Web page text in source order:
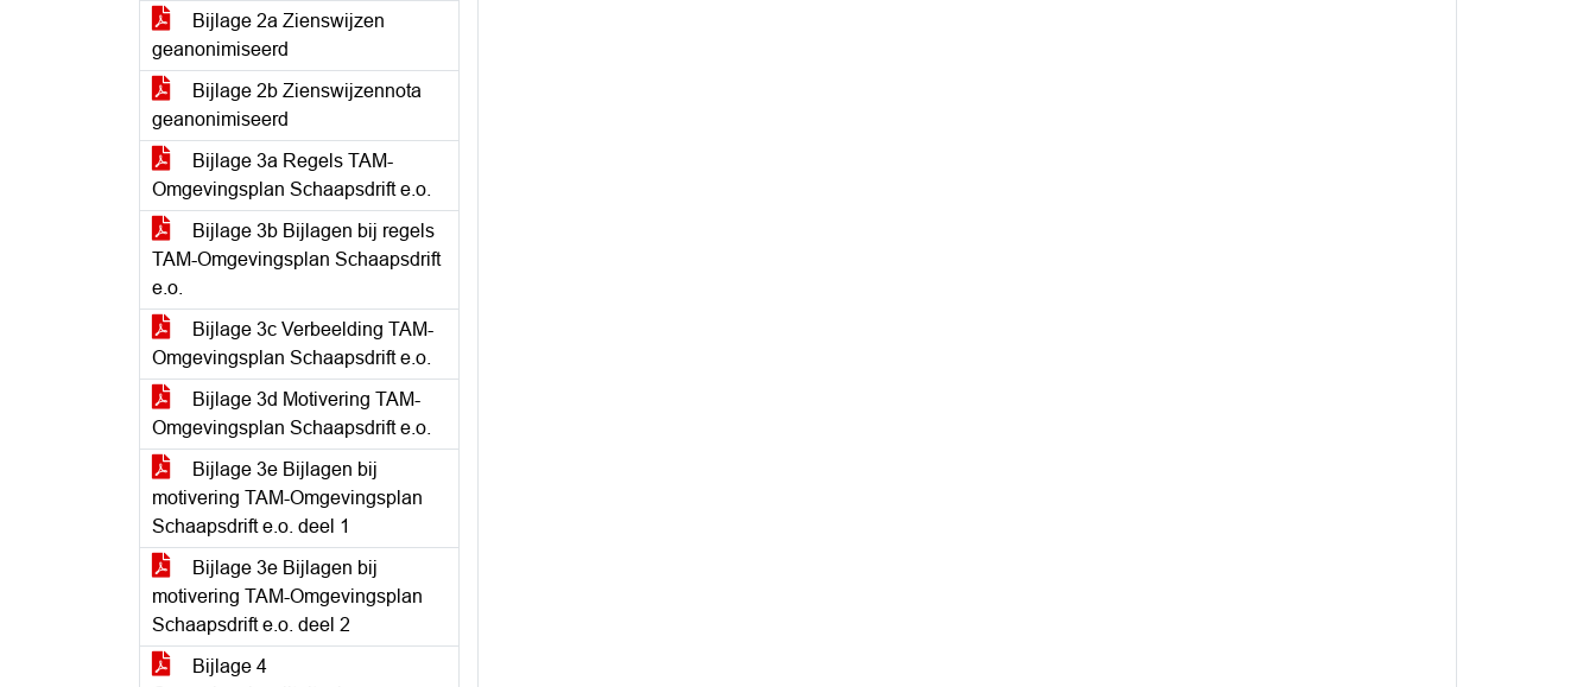
Bijlage 2a Zienswijzen
geanonimiseerd
Bijlage 2b Zienswijzennota
geanonimiseerd
Bijlage 3a Regels TAM-
Omgevingsplan Schaapsdrift e.o.
Bijlage 3b Bijlagen bij regels
TAM-Omgevingsplan Schaapsdrift
e.o.
Bijlage 3c Verbeelding TAM-
Omgevingsplan Schaapsdrift e.o.
Bijlage 3d Motivering TAM-
Omgevingsplan Schaapsdrift e.o.
Bijlage 3e Bijlagen bij
motivering TAM-Omgevingsplan
Schaapsdrift e.o. deel 1
Bijlage 3e Bijlagen bij
motivering TAM-Omgevingsplan
Schaapsdrift e.o. deel 2
Bijlage 4